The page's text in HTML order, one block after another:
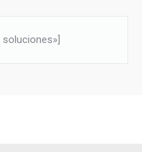
soluciones»]